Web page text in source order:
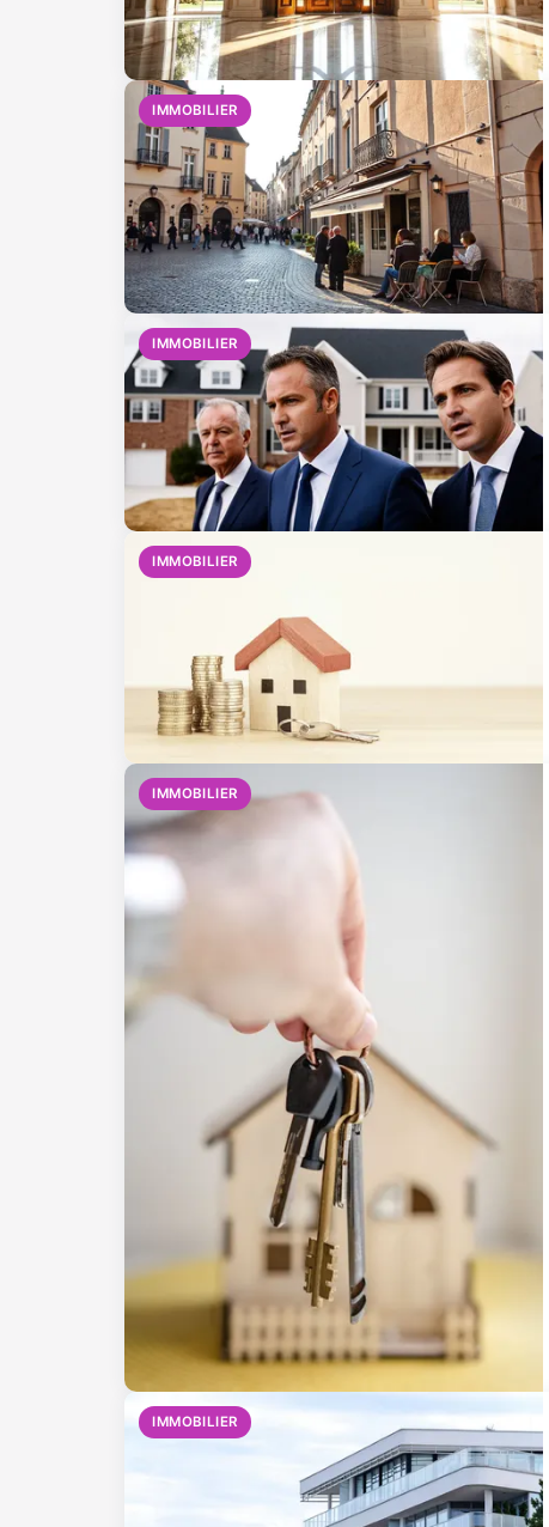
IMMOBILIER
IMMOBILIER
IMMOBILIER
IMMOBILIER
IMMOBILIER